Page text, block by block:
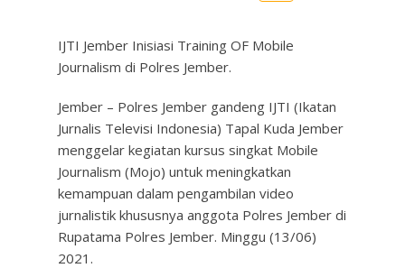
IJTI Jember Inisiasi Training OF Mobile
Journalism di Polres Jember.
Jember – Polres Jember gandeng IJTI (Ikatan
Jurnalis Televisi Indonesia) Tapal Kuda Jember
menggelar kegiatan kursus singkat Mobile
Journalism (Mojo) untuk meningkatkan
kemampuan dalam pengambilan video
jurnalistik khususnya anggota Polres Jember di
Rupatama Polres Jember. Minggu (13/06)
2021.